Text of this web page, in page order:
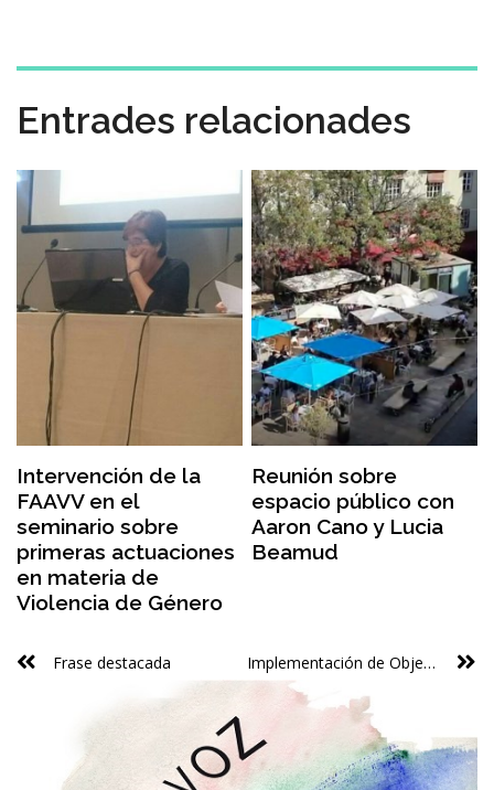
Entrades relacionades
Intervención de la
FAAVV en el
seminario sobre
primeras actuaciones
en materia de
Violencia de Género
Reunión sobre
espacio público con
Aaron Cano y Lucia
Beamud
Frase destacada Implementación de Objetivos de desarrollo sostenible (ODS) de la Agenda 2030 Comunidad Valenciana